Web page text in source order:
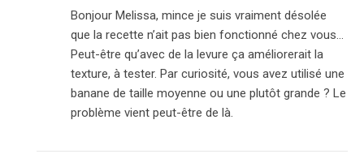
Bonjour Melissa, mince je suis vraiment désolée
que la recette n’ait pas bien fonctionné chez vous…
Peut-être qu’avec de la levure ça améliorerait la
texture, à tester. Par curiosité, vous avez utilisé une
banane de taille moyenne ou une plutôt grande ? Le
problème vient peut-être de là.